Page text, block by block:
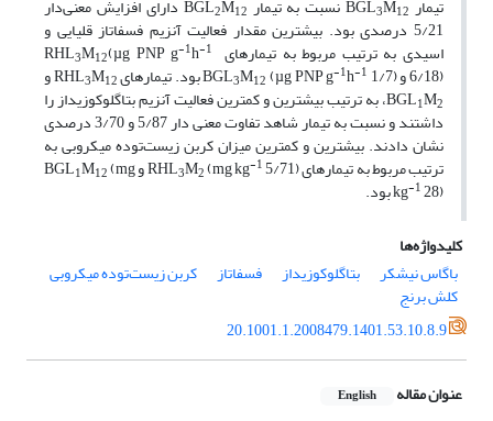
تیمار BGL 3M12 نسبت به تیمار BGL 2M12 دارای افزایش معنی‌دار
5/21 درصدی بود. بیشترین مقدار فعالیت آنزیم فسفاتاز قلیایی و
اسیدی به ترتیب مربوط به تیمارهای RHL 3M12(µg PNP g-1h-1
6/18) و BGL 3M12 (µg PNP g-1h-1 1/7) بود. تیمارهای RHL 3M12 و
BGL1M2 ، به ترتیب بیشترین و کمترین فعالیت آنزیم بتاگلوکوزیداز را
داشتند و نسبت به تیمار شاهد تفاوت معنی دار 5/87 و 3/70 درصدی
نشان دادند. بیشترین و کمترین میزان کربن زیست‌توده میکروبی به
ترتیب مربوط به تیمارهای RHL 3M2(mg kg-15/71) و BGL 1M12(mg
kg-128) بود.
کلیدواژه‌ها
باگاس نیشکر
بتاگلوکوزیداز فسفاتاز کربن زیست‌توده میکروبی
کلش برنج
20.1001.1.2008479.1401.53.10.8.9
عنوان مقاله English